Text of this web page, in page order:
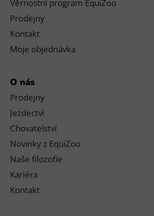
Věrnostní program EquiZoo
Prodejny
Kontakt
Moje objednávka
O nás
Prodejny
Jezdectví
Chovatelství
Novinky z EquiZoo
Naše filozofie
Kariéra
Kontakt